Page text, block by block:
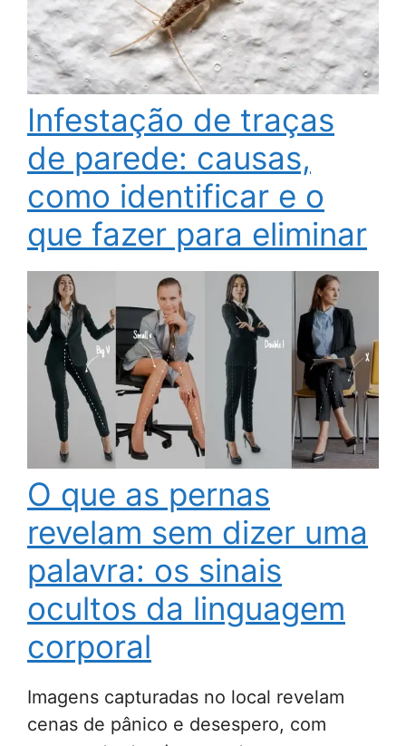
Infestação de traças
de parede: causas,
como identificar e o
que fazer para eliminar
O que as pernas
revelam sem dizer uma
palavra: os sinais
ocultos da linguagem
corporal
Imagens capturadas no local revelam
cenas de pânico e desespero, com